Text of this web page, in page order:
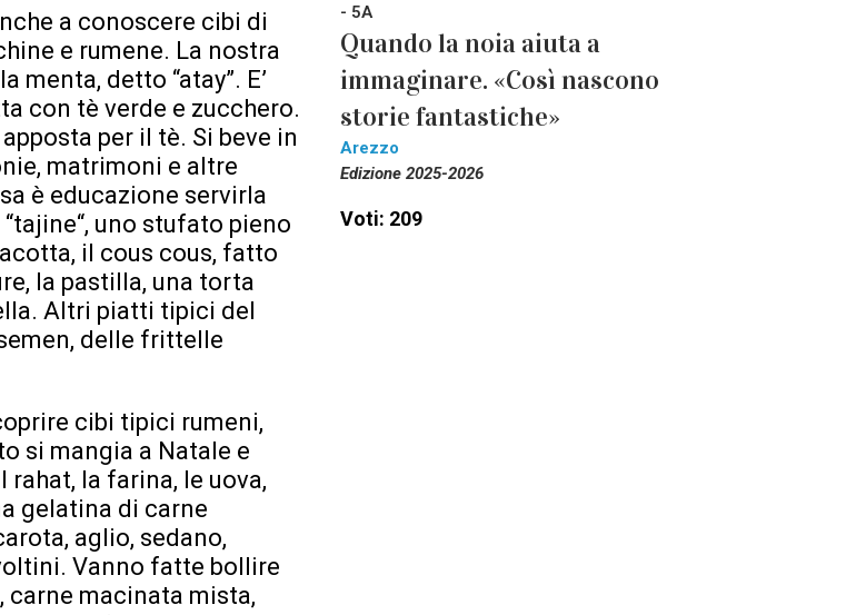
a conoscere cibi di
e rumene. La nostra
detto “atay”. E’
con tè verde e zucchero.
per il tè. Si beve in
matrimoni e altre
è educazione servirla
uno stufato pieno
il cous cous, fatto
la pastilla, una torta
Altri piatti tipici del
delle frittelle
cibi tipici rumeni,
si mangia a Natale e
la farina, le uova,
gelatina di carne
aglio, sedano,
Vanno fatte bollire
macinata mista,
- 5A
Quando la noia aiuta a
immaginare. «Così nascono
storie fantastiche»
Arezzo
Edizione 2025-2026
Voti: 209